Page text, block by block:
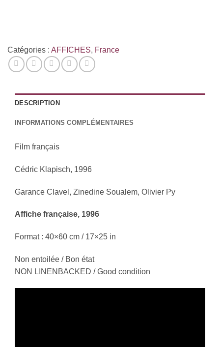
Catégories : AFFICHES, France
DESCRIPTION
INFORMATIONS COMPLÉMENTAIRES
Fil m français
Cédric Klapisch, 1996
Garance Clavel, Zinedine Soualem, Olivier Py
Affiche française, 1996
Format : 40×60 cm / 17×25 in
Non entoilée / Bon état
NON LINENBACKED / Good condition